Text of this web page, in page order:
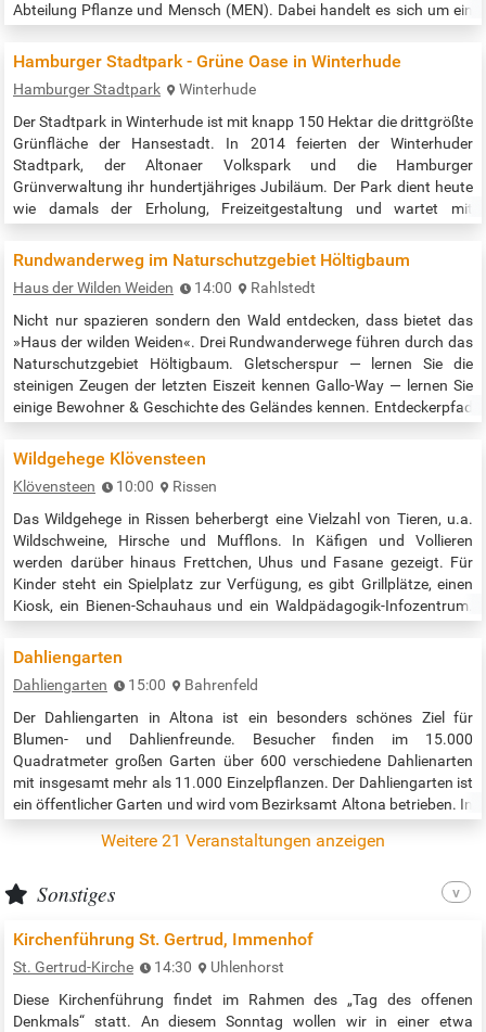
Abteilung Pflanze und Mensch (MEN). Dabei handelt es sich um ein
in denen die vielfältigen Wechselbeziehungen zwischen Pflanzen und
Menschen dargestellt…
Hamburger Stadtpark - Grüne Oase in Winterhude
Hamburger Stadtpark
Winterhude
Der Stadtpark in Winterhude ist mit knapp 150 Hektar die drittgrößte
Grünfläche der Hansestadt. In 2014 feierten der Winterhuder
Stadtpark, der Altonaer Volkspark und die Hamburger
Grünverwaltung ihr hundertjähriges Jubiläum. Der Park dient heute
wie damals der Erholung, Freizeitgestaltung und wartet mit
Stadtpark eine willkommene Anlaufstelle. Fußball, Volleyball oder
Joggen – der Park…
Rundwanderweg im Naturschutzgebiet Höltigbaum
Haus der Wilden Weiden 14:00
Rahlstedt
Nicht nur spazieren sondern den Wald entdecken, dass bietet das
»Haus der wilden Weiden«. Drei Rundwanderwege führen durch das
Naturschutzgebiet Höltigbaum. Gletscherspur — lernen Sie die
steinigen Zeugen der letzten Eiszeit kennen Gallo-Way — lernen Sie
einige Bewohner & Geschichte des Geländes kennen. Entdeckerpfad
Wanderwege laden zu einem Rundgang ein. Die aus der Zeit der
militärischen…
Wildgehege Klövensteen
Klövensteen 10:00
Rissen
Das Wildgehege in Rissen beherbergt eine Vielzahl von Tieren, u.a.
Wildschweine, Hirsche und Mufflons. In Käfigen und Vollieren
werden darüber hinaus Frettchen, Uhus und Fasane gezeigt. Für
Kinder steht ein Spielplatz zur Verfügung, es gibt Grillplätze, einen
Kiosk, ein Bienen-Schauhaus und ein Waldpädagogik-Infozentrum.
Aktuelle Öffnungszeiten: Besucher*innen können das Wildgehege ab
Dahliengarten
Dahliengarten 15:00
Bahrenfeld
Der Dahliengarten in Altona ist ein besonders schönes Ziel für
Blumen- und Dahlienfreunde. Besucher finden im 15.000
Quadratmeter großen Garten über 600 verschiedene Dahlienarten
mit insgesamt mehr als 11.000 Einzelpflanzen. Der Dahliengarten ist
ein öffentlicher Garten und wird vom Bezirksamt Altona betrieben. In
Dahlien bestaunen. Im Museumsbeet des Dahliengartens gibt es eine
Weitere 21 Veranstaltungen anzeigen
Sonstiges
Kirchenführung St. Gertrud, Immenhof
St. Gertrud-Kirche 14:30
Uhlenhorst
Diese Kirchenführung findet im Rahmen des „Tag des offenen
Denkmals“ statt. An diesem Sonntag wollen wir in einer etwa